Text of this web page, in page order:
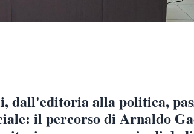
dall'editoria alla politica,
il percorso di Arnaldo